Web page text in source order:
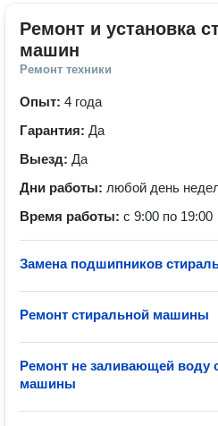
Ремонт и установка
машин
Ремонт техники
Опыт: 4 года
Гарантия: Да
Выезд: Да
Дни работы: любой день
Время работы: с 9:00 по 19:00
Замена подшипников
Ремонт стиральной машины
Ремонт не заливающей воду
машины